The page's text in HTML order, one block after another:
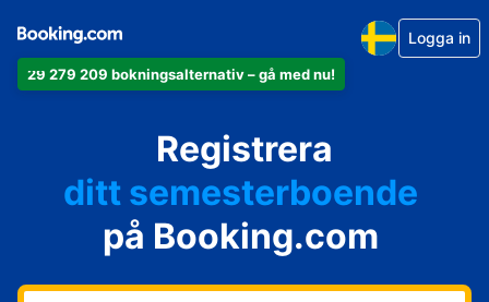
29 279 209 bokningsalternativ – gå med nu!
Logga in
Registrera
din lägenhet
ditt hotell
ditt semesterboende
din camping
ditt B&B
på Booking.com